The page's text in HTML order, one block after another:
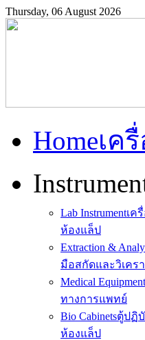
Thursday, 06 August 2026
Homeเค
Lab Instrumentเค
ห้องแล็ป
Extraction &
มือสกัดและวิเคร
Medical Equipment
ทางการแพทย์
Bio Cabinetsตู้ปฏิ
ห้องแล็ป